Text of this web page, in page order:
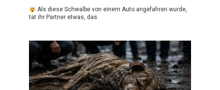
Als diese Schwalbe von einem Auto angefahren wurde,
tat ihr Partner etwas, das